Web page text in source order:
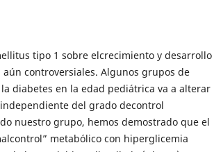
tipo 1 sobre elcrecimiento y desarrollo
controversiales. Algunos grupos de
diabetes en la edad pediátrica va a alterar
del grado decontrol
nuestro grupo, hemos demostrado que el
metabólico con hiperglicemia